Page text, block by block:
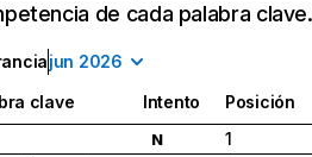
de cada palabra clave.
jun 2026
clave Intento
Posición
N
1